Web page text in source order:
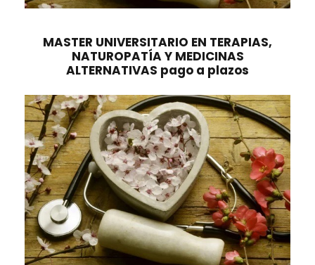
MASTER UNIVERSITARIO EN TERAPIAS,
NATUROPATÍA Y MEDICINAS
ALTERNATIVAS pago a plazos